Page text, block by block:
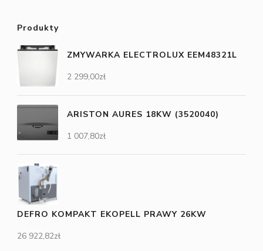
Produkty
ZMYWARKA ELECTROLUX EEM48321L
2 299,00zł
ARISTON AURES 18KW (3520040)
1 007,80zł
DEFRO KOMPAKT EKOPELL PRAWY 26KW
26 922,82zł